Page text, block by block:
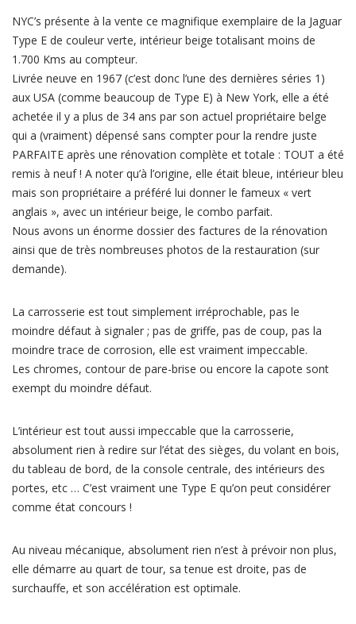
NYC’s présente à la vente ce magnifique exemplaire de la Jaguar
Type E de couleur verte, intérieur beige totalisant moins de
1.700 Kms au compteur.
Livrée neuve en 1967 (c’est donc l’une des dernières séries 1)
aux USA (comme beaucoup de Type E) à New York, elle a été
achetée il y a plus de 34 ans par son actuel propriétaire belge
qui a (vraiment) dépensé sans compter pour la rendre juste
PARFAITE après une rénovation complète et totale : TOUT a été
remis à neuf ! A noter qu’à l’origine, elle était bleue, intérieur bleu
mais son propriétaire a préféré lui donner le fameux « vert
anglais », avec un intérieur beige, le combo parfait.
Nous avons un énorme dossier des factures de la rénovation
ainsi que de très nombreuses photos de la restauration (sur
demande).
La carrosserie est tout simplement irréprochable, pas le
moindre défaut à signaler ; pas de griffe, pas de coup, pas la
moindre trace de corrosion, elle est vraiment impeccable.
Les chromes, contour de pare-brise ou encore la capote sont
exempt du moindre défaut.
L’intérieur est tout aussi impeccable que la carrosserie,
absolument rien à redire sur l’état des sièges, du volant en bois,
du tableau de bord, de la console centrale, des intérieurs des
portes, etc … C’est vraiment une Type E qu’on peut considérer
comme état concours !
Au niveau mécanique, absolument rien n’est à prévoir non plus,
elle démarre au quart de tour, sa tenue est droite, pas de
surchauffe, et son accélération est optimale.